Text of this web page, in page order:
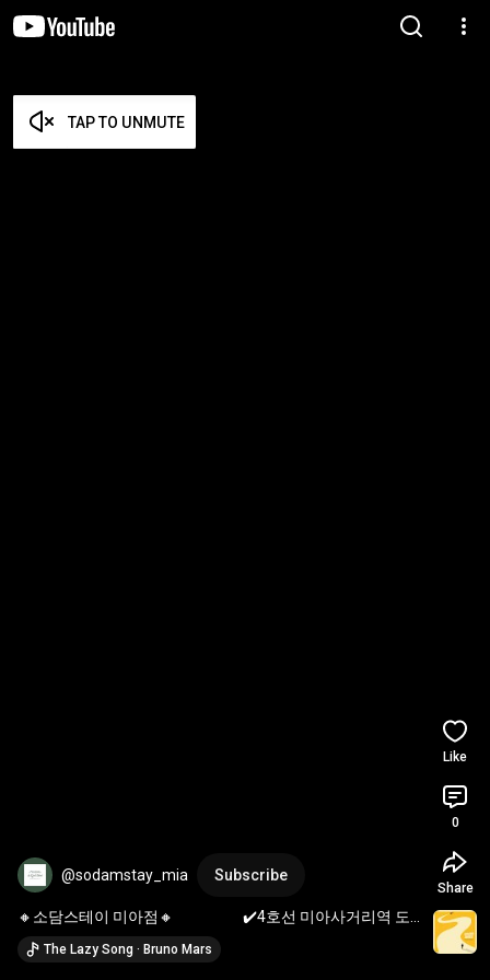
TAP TO UNMUTE
@sodamstay_mia Subscribe
🔸️소담스테이 미아점🔸️                     ✔️4호선 미아사거리역 도
보 1분 ✔️최신 시설과 아늑한 인테리어로 리모델링한 프리미
엄 원룸텔
The Lazy Song · Bruno Mars
Like
0
Share